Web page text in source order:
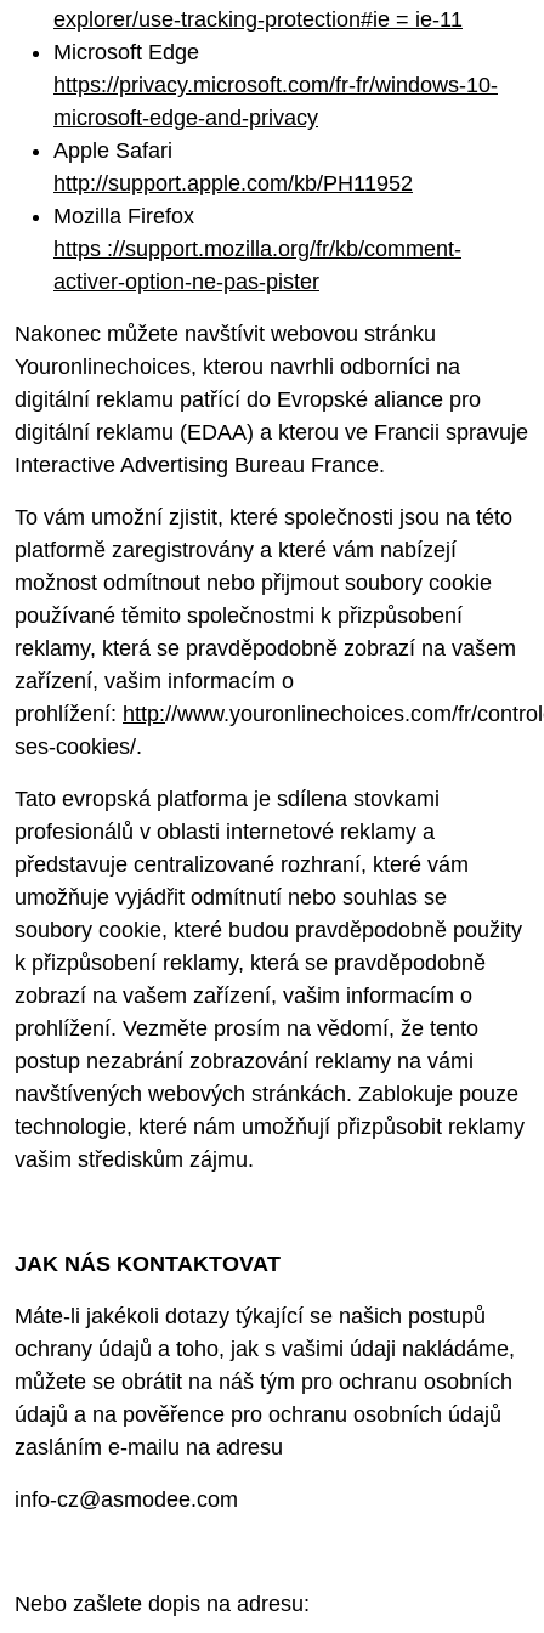
explorer/use-tracking-protection#ie = ie-11
Microsoft Edge
https://privacy.microsoft.com/fr-fr/windows-10-
microsoft-edge-and-privacy
Apple Safari
http://support.apple.com/kb/PH11952
Mozilla Firefox
https ://support.mozilla.org/fr/kb/comment-
activer-option-ne-pas-pister
Nakonec můžete navštívit webovou stránku
Youronlinechoices, kterou navrhli odborníci na
digitální reklamu patřící do Evropské aliance pro
digitální reklamu (EDAA) a kterou ve Francii spravuje
Interactive Advertising Bureau France.
To vám umožní zjistit, které společnosti jsou na této
platformě zaregistrovány a které vám nabízejí
možnost odmítnout nebo přijmout soubory cookie
používané těmito společnostmi k přizpůsobení
reklamy, která se pravděpodobně zobrazí na vašem
zařízení, vašim informacím o
prohlížení: http://www.youronlinechoices.com/fr/
ses-cookies/.
Tato evropská platforma je sdílena stovkami
profesionálů v oblasti internetové reklamy a
představuje centralizované rozhraní, které vám
umožňuje vyjádřit odmítnutí nebo souhlas se
soubory cookie, které budou pravděpodobně použity
k přizpůsobení reklamy, která se pravděpodobně
zobrazí na vašem zařízení, vašim informacím o
prohlížení. Vezměte prosím na vědomí, že tento
postup nezabrání zobrazování reklamy na vámi
navštívených webových stránkách. Zablokuje pouze
technologie, které nám umožňují přizpůsobit reklamy
vašim střediskům zájmu.
JAK NÁS KONTAKTOVAT
Máte-li jakékoli dotazy týkající se našich postupů
ochrany údajů a toho, jak s vašimi údaji nakládáme,
můžete se obrátit na náš tým pro ochranu osobních
údajů a na pověřence pro ochranu osobních údajů
zasláním e-mailu na adresu
info-cz@asmodee.com
Nebo zašlete dopis na adresu: